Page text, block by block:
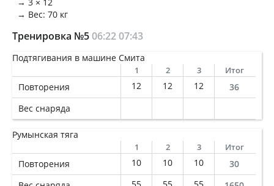
→ Вес: 70 кг
Тренировка №506:2207:43
Подтягивания в машине Смита
1 2 3 Итог
Повторения 12 12 12
36
Вес снаряда
Румынская тяга
1 2 3 Итог
Повторения 10 10 10
30